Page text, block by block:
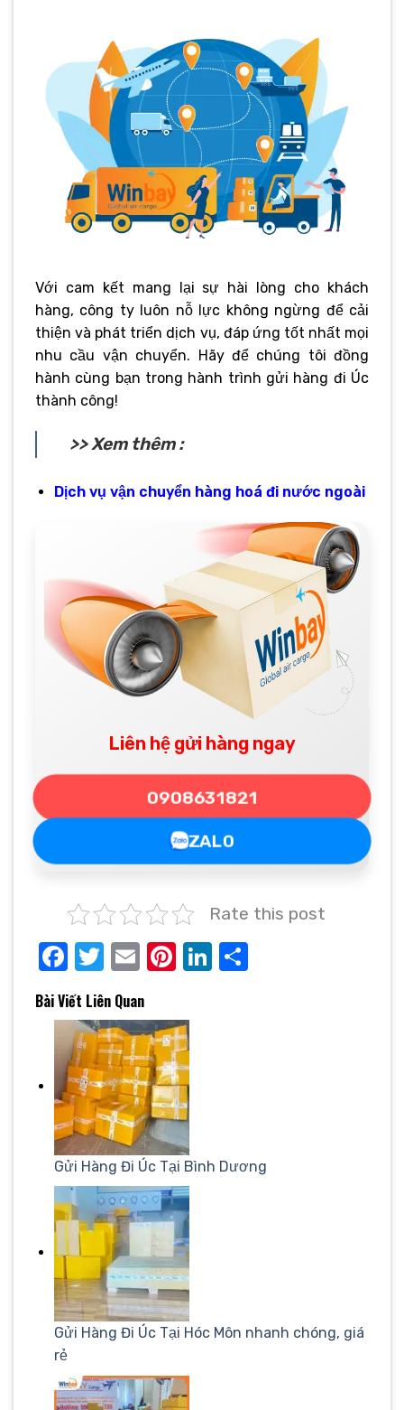
Với cam kết mang lại sự hài lòng cho khách
hàng, công ty luôn nỗ lực không ngừng để cải
thiện và phát triển dịch vụ, đáp ứng tốt nhất mọi
nhu cầu vận chuyển. Hãy để chúng tôi đồng
hành cùng bạn trong hành trình gửi hàng đi Úc
thành công!
>> Xem thêm :
Dịch vụ vận chuyển hàng hoá đi nước ngoài
Liên hệ gửi hàng ngay
0908631821
ZALO
Rate this post
Facebook
Twitter
EmailPinterest
LinkedIn
Bài Viết Liên Quan
Gửi Hàng Đi Úc Tại Bình Dương
Gửi Hàng Đi Úc Tại Hóc Môn nhanh chóng, giá
rẻ